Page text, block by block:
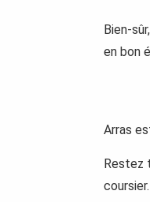
Bien-
en bon
Arras
Restez
coursier.